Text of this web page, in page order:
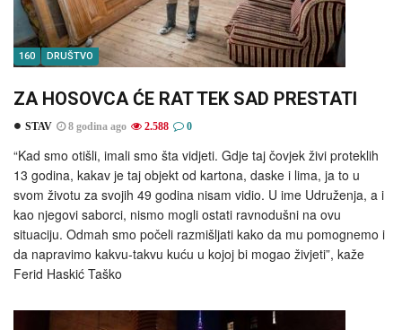
160 DRUŠTVO
ZA HOSOVCA ĆE RAT TEK SAD PRESTATI
STAV 8 godina ago 2.588 0
“Kad smo otišli, imali smo šta vidjeti. Gdje taj čovjek živi proteklih
13 godina, kakav je taj objekt od kartona, daske i lima, ja to u
svom životu za svojih 49 godina nisam vidio. U ime Udruženja, a i
kao njegovi saborci, nismo mogli ostati ravnodušni na ovu
situaciju. Odmah smo počeli razmišljati kako da mu pomognemo i
da napravimo kakvu-takvu kuću u kojoj bi mogao živjeti”, kaže
Ferid Haskić Taško